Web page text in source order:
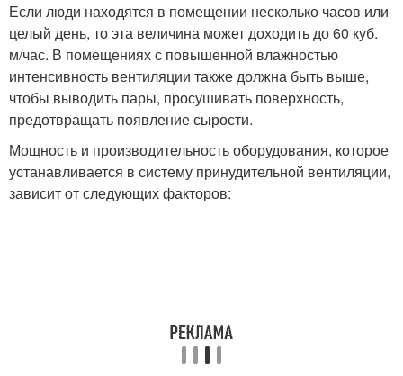
Если люди находятся в помещении несколько часов или
целый день, то эта величина может доходить до 60 куб.
м/час. В помещениях с повышенной влажностью
интенсивность вентиляции также должна быть выше,
чтобы выводить пары, просушивать поверхность,
предотвращать появление сырости.
Мощность и производительность оборудования, которое
устанавливается в систему принудительной вентиляции,
зависит от следующих факторов: